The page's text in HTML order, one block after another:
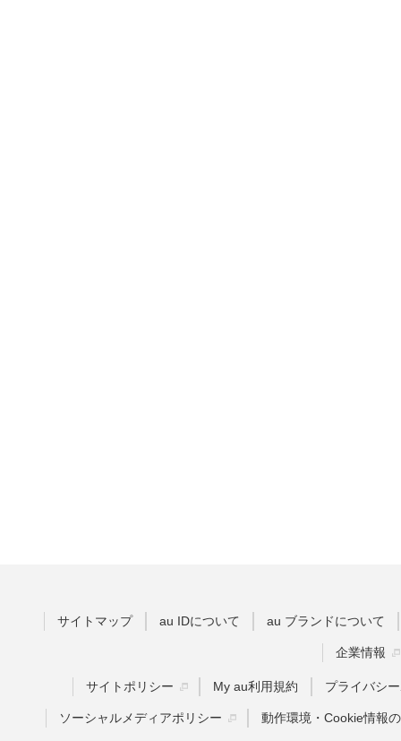
サイトマップ au IDについて au ブランドについて
企業情報
サイトポリシー My au利用規約 プライバシ
ソーシャルメディアポリシー 動作環境・Cookie情報